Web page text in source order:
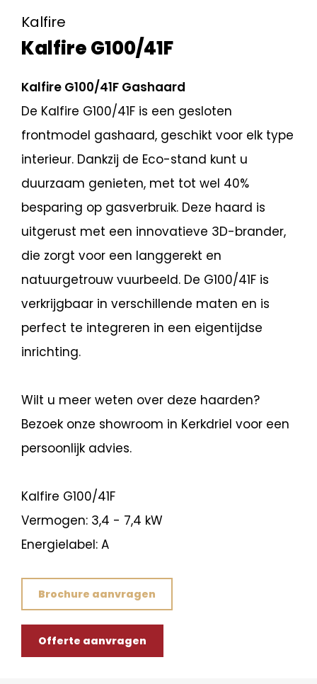
Kalfire
Kalfire G100/41F
Kalfire G100/41F Gashaard
De Kalfire G100/41F is een gesloten
frontmodel gashaard, geschikt voor elk type
interieur. Dankzij de Eco-stand kunt u
duurzaam genieten, met tot wel 40%
besparing op gasverbruik. Deze haard is
uitgerust met een innovatieve 3D-brander,
die zorgt voor een langgerekt en
natuurgetrouw vuurbeeld. De G100/41F is
verkrijgbaar in verschillende maten en is
perfect te integreren in een eigentijdse
inrichting.
Wilt u meer weten over deze haarden?
Bezoek onze showroom in Kerkdriel voor een
persoonlijk advies.
Kalfire G100/41F
Vermogen: 3,4 - 7,4 kW
Energielabel: A
Brochure aanvragen
Offerte aanvragen